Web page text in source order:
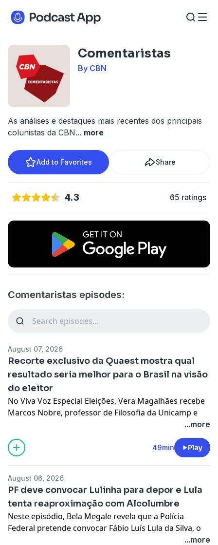
Comentaristas
By CBN
As análises e destaques mais recentes dos principais
colunistas da CBN... more
Add to Favorites Share
4.3 65 ratings
Comentaristas episodes:
August 07, 2026
Recorte exclusivo da Quaest mostra qual
resultado seria melhor para o Brasil na visão
do eleitor
No Viva Voz Especial Eleições, Vera Magalhães recebe
Marcos Nobre, professor de Filosofia da Unicamp e
diretor do Centro para Imaginação Crítica do Cebrap;
Priscila Cruz, presidente-executiva do Todos Pela
Educação; e Guilherme Russo, diretor de inteligência
da Quaest.
megaphone.fm/adchoices
...more
49min Play
August 06, 2026
PF deve convocar Lulinha para depor e Lula
tenta reaproximação com Alcolumbre
Neste episódio, Bela Megale revela que a Polícia
Federal pretende convocar Fábio Luís Lula da Silva, o
...more